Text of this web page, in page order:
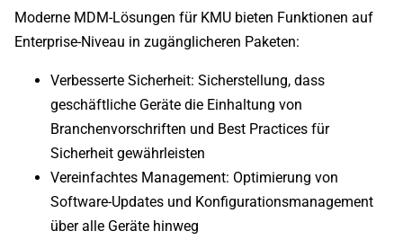
Moderne MDM-Lösungen für KMU bieten Funktionen auf
Enterprise-Niveau in zugänglicheren Paketen:
Verbesserte Sicherheit: Sicherstellung, dass
geschäftliche Geräte die Einhaltung von
Branchenvorschriften und Best Practices für
Sicherheit gewährleisten
Vereinfachtes Management: Optimierung von
Software-Updates und Konfigurationsmanagement
über alle Geräte hinweg